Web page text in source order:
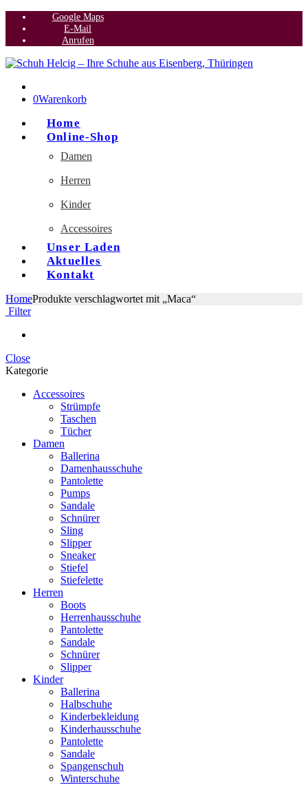
Google Maps
E-Mail
Anrufen
0Warenkorb
Home
Online-Shop
Damen
Herren
Kinder
Accessoires
Unser Laden
Aktuelles
Kontakt
HomeProdukte verschlagwortet mit „Maca“
Filter
Close
Kategorie
Accessoires
Strümpfe
Taschen
Tücher
Damen
Ballerina
Damenhausschuhe
Pantolette
Pumps
Sandale
Schnürer
Sling
Slipper
Sneaker
Stiefel
Stiefelette
Herren
Boots
Herrenhausschuhe
Pantolette
Sandale
Schnürer
Slipper
Kinder
Ballerina
Halbschuhe
Kinderbekleidung
Kinderhausschuhe
Pantolette
Sandale
Spangenschuh
Winterschuhe